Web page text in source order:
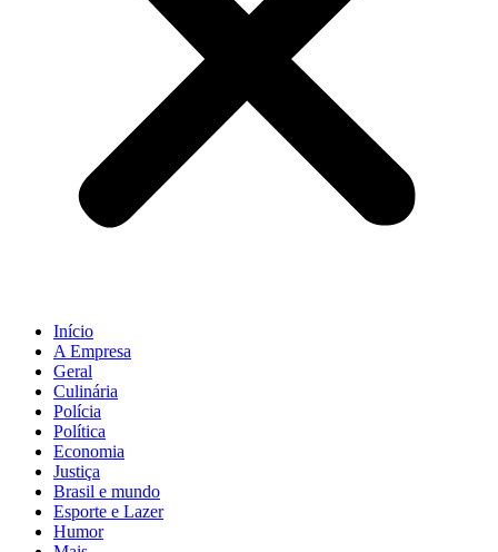
Início
A Empresa
Geral
Culinária
Polícia
Política
Economia
Justiça
Brasil e mundo
Esporte e Lazer
Humor